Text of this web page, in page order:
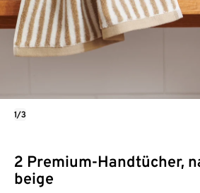
2 Premium-Handtücher,
beige
1/3